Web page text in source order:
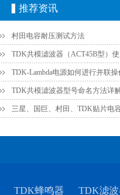
推荐资讯
村田电容耐压测试方法
TDK共模滤波器（ACT45B型）
TDK共模滤波器型号命名方法详
三星、国巨、村田、TDK贴片电
TDK蜂鸣器 TDK滤